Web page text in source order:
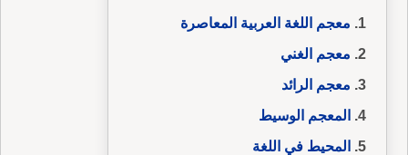
معجم اللغة العربية المعاصرة
معجم الغني
معجم الرائد
المعجم الوسيط
المحيط في اللغة